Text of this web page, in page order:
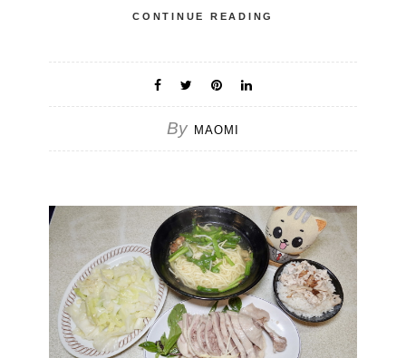
CONTINUE READING
By MAOMI